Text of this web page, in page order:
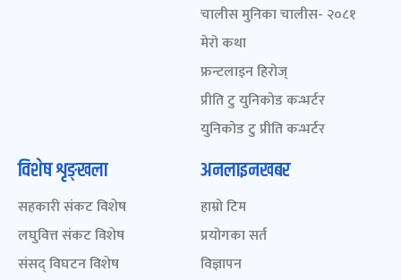
चालीस मुनिका चालीस- २०८१
मेरो कथा
फ्रन्टलाइन हिरोज्
प्रीति टु युनिकोड कन्भर्टर
युनिकोड टु प्रीति कन्भर्टर
विशेष शृङ्खला
सहकारी संकट विशेष
लघुवित्त संकट विशेष
संसद् विघटन विशेष
अनलाइनखबर
हाम्रो टिम
प्रयोगका सर्त
विज्ञापन